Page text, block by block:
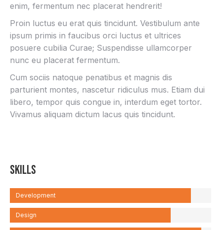
enim, fermentum nec placerat hendrerit!
Proin luctus eu erat quis tincidunt. Vestibulum ante
ipsum primis in faucibus orci luctus et ultrices
posuere cubilia Curae; Suspendisse ullamcorper
nunc eu placerat fermentum.
Cum sociis natoque penatibus et magnis dis
parturient montes, nascetur ridiculus mus. Etiam dui
libero, tempor quis congue in, interdum eget tortor.
Vivamus aliquam dictum lacus quis tincidunt.
Skills
Development
Design